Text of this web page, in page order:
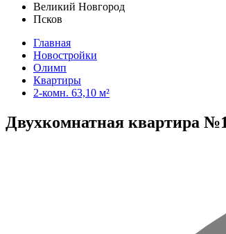
Великий Новгород
Псков
Главная
Новостройки
Олимп
Квартиры
2-комн. 63,10 м²
Двухкомнатная квартира